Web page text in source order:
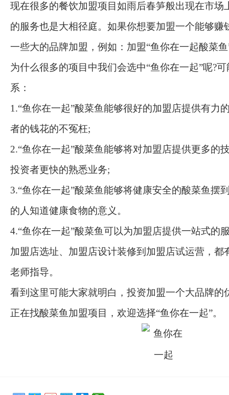
现在很多的餐饮加盟项目如雨后春笋般出现在市场
的服务也是大相径庭。如果你想要加盟一个能够赚
一些大的品牌加盟，例如：加盟“鱼你在一起酸菜
为什么很多的项目中我们会选中“鱼你在一起”呢?
系：
1.“鱼你在一起”酸菜鱼能够很好的加盟店提供有力
者的钱花的不冤枉;
2.“鱼你在一起”酸菜鱼能够将对加盟店提供更多的
投资者更快的熟悉业务;
3.“鱼你在一起”酸菜鱼能够将健康安全的酸菜鱼摆
的人知道健康食物的意义。
4.“鱼你在一起”酸菜鱼可以为加盟店提供一站式的
加盟店选址、加盟店设计装修到加盟店试运营，都
老师指导。
看到这里可能大家就明白，投资加盟一个大品牌的
正在找酸菜鱼加盟项目，欢迎选择“鱼你在一起”。